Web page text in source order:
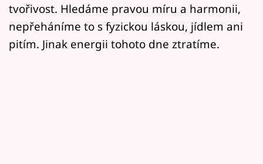
Přihlášení
Sledujte nás
tvořivost. Hledáme pravou míru a harmonii,
nepřeháníme to s fyzickou láskou, jídlem ani
pitím. Jinak energii tohoto dne ztratíme.